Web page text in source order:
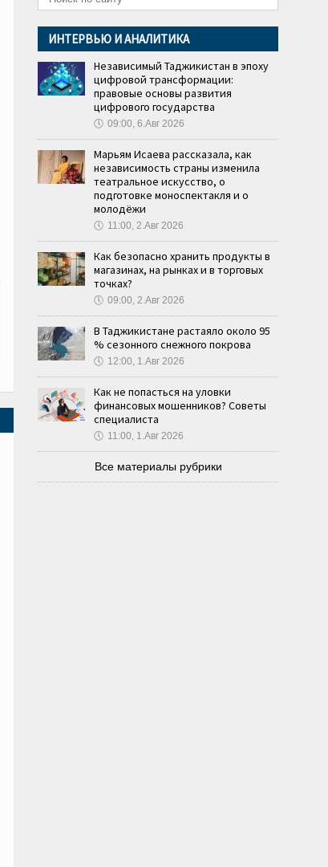
ИНТЕРВЬЮ И АНАЛИТИКА
Независимый Таджикистан в эпоху
цифровой трансформации:
правовые основы развития
цифрового государства
🕔 09:00, 6.Авг 2026
Марьям Исаева рассказала, как
независимость страны изменила
театральное искусство, о
подготовке моноспектакля и о
молодёжи
🕔 11:00, 2.Авг 2026
Как безопасно хранить продукты в
магазинах, на рынках и в торговых
точках?
🕔 09:00, 2.Авг 2026
В Таджикистане растаяло около 95
% сезонного снежного покрова
🕔 12:00, 1.Авг 2026
Как не попасться на уловки
финансовых мошенников? Советы
специалиста
🕔 11:00, 1.Авг 2026
Все материалы рубрики